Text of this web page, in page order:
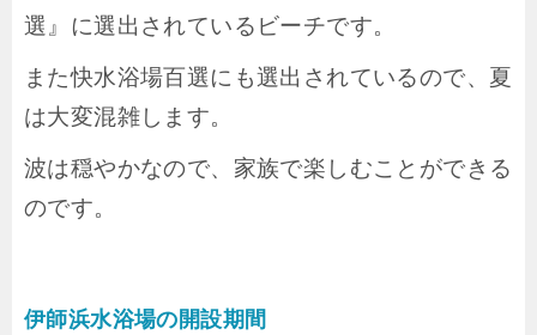
選』に選出されているビーチです。
また快水浴場百選にも選出されているので、夏
は大変混雑します。
波は穏やかなので、家族で楽しむことができる
のです。
伊師浜水浴場の開設期間